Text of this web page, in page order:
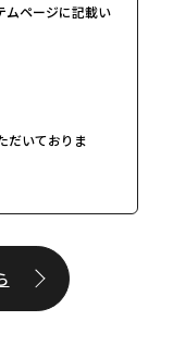
ムページに記載い
だいておりま